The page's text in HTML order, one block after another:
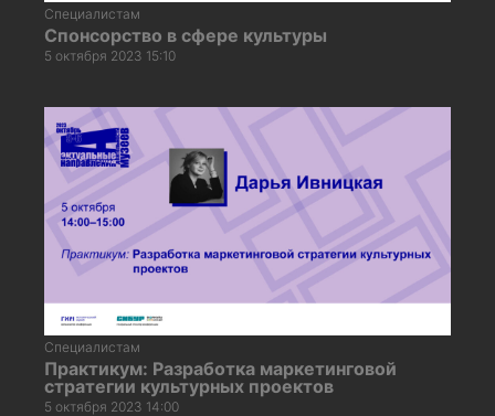
Специалистам
Спонсорство в сфере культуры
5 октября 2023 15:10
Специалистам
Практикум: Разработка маркетинговой
стратегии культурных проектов
5 октября 2023 14:00